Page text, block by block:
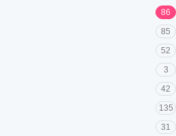
86
85
52
3
42
135
31